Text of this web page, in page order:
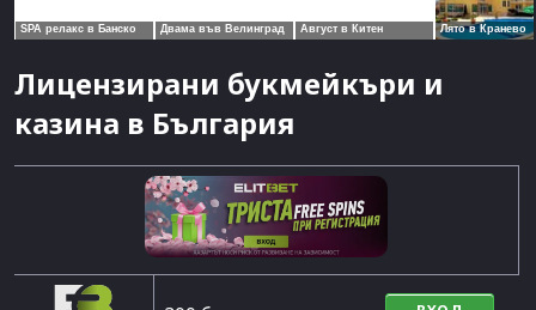
Лицензирани букмейкъри и
казина в България